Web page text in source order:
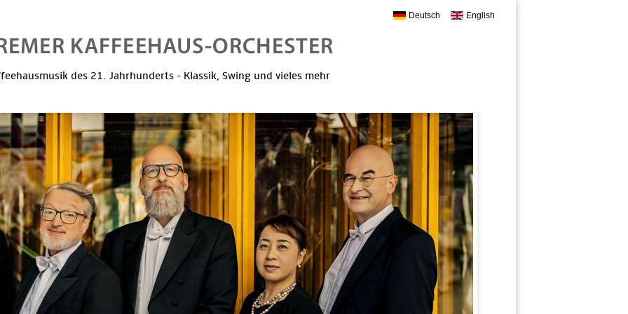
Deutsch English
des 21. Jahrhunderts - Klassik, Swing und vieles mehr